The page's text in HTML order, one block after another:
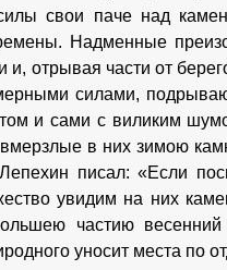
свои паче над
Надменные
и, отрывая части от
силами,
и сами с виликим
вмерзлые в них зимою
писал: «Если
увидим на них
частию
уносит места по